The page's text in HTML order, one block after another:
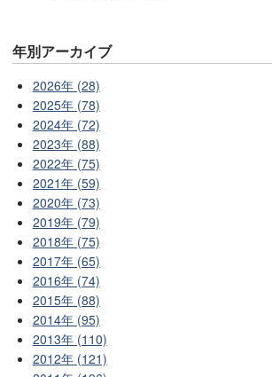
年別アーカイブ
2026年 (28)
2025年 (78)
2024年 (72)
2023年 (88)
2022年 (75)
2021年 (59)
2020年 (73)
2019年 (79)
2018年 (75)
2017年 (65)
2016年 (74)
2015年 (88)
2014年 (95)
2013年 (110)
2012年 (121)